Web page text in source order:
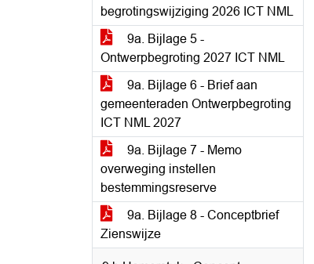
begrotingswijziging 2026 ICT NML
9a. Bijlage 5 -
Ontwerpbegroting 2027 ICT NML
9a. Bijlage 6 - Brief aan
gemeenteraden Ontwerpbegroting
ICT NML 2027
9a. Bijlage 7 - Memo
overweging instellen
bestemmingsreserve
9a. Bijlage 8 - Conceptbrief
Zienswijze